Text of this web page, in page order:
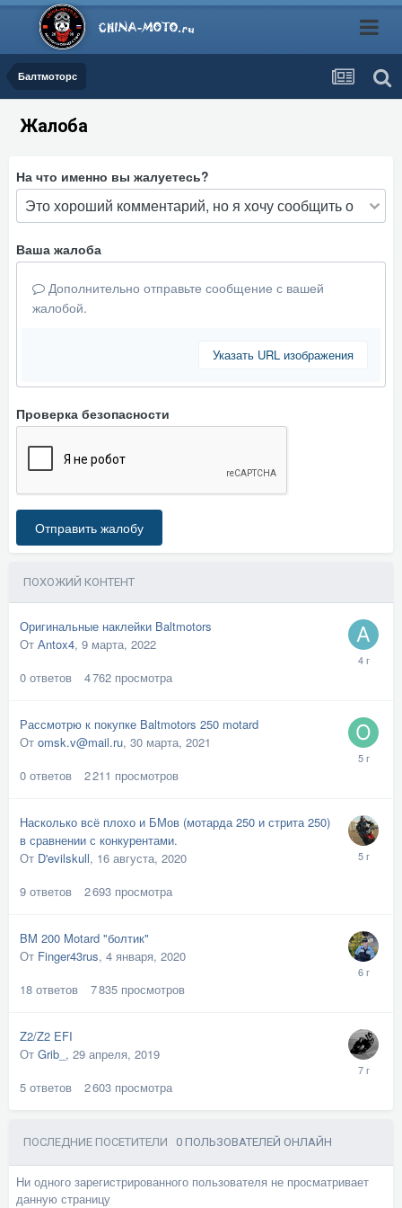
Балтмоторс
Жалоба
На что именно вы жалуетесь?
Ваша жалоба
Дополнительно отправьте сообщение с вашей
жалобой.
Указать URL изображения
Проверка безопасности
Отправить жалобу
ПОХОЖИЙ КОНТЕНТ
Оригинальные наклейки Baltmotors
От Аntox4, 9 марта, 2022
0 ответов 4 762 просмотра
Рассмотрю к покупке Baltmotors 250 motard
От omsk.v@mail.ru, 30 марта, 2021
0 ответов 2 211 просмотров
Насколько всё плохо и БМов (мотарда 250 и стрита 250)
в сравнении с конкурентами.
От D'evilskull, 16 августа, 2020
9 ответов 2 693 просмотра
BM 200 Motard "болтик"
От Finger43rus, 4 января, 2020
18 ответов 7 835 просмотров
Z2/Z2 EFI
От Grib_ , 29 апреля, 2019
5 ответов 2 603 просмотра
ПОСЛЕДНИЕ ПОСЕТИТЕЛИ 0 ПОЛЬЗОВАТЕЛЕЙ ОНЛАЙН
Ни одного зарегистрированного пользователя не просматривает
данную страницу